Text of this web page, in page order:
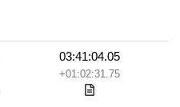
03:41:04.05
+01:02:31.75